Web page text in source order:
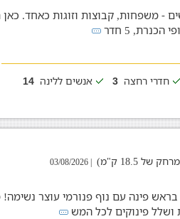
איכותית ל-15 אנשים - משפחות, קבוצות וזוגות
5 חדר
חדרי רחצה 3 אנשים ללינה 14
18.5 ק"מ) | 03/08/2026
ושלל פינוקים לכל המש